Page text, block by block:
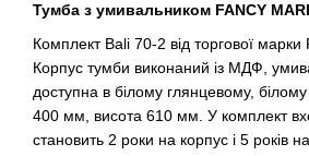
Тумба з умивальником FANCY
Комплект Bali 70-2 від торгової
Корпус тумби виконаний із МДФ,
доступна в білому глянцевому,
400 мм, висота 610 мм. У комплект
становить 2 роки на корпус і 5 років